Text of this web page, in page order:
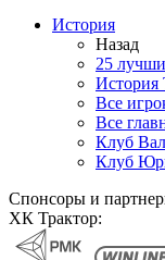
История
Назад
25
История
Все
Все
Клуб
Клуб
Спонсоры и
ХК Трактор: